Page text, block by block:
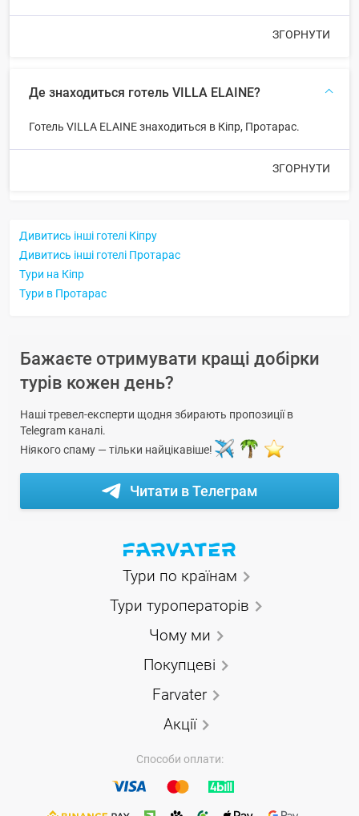
ЗГОРНУТИ
Де знаходиться готель VILLA ELAINE?
Готель VILLA ELAINE знаходиться в Кіпр, Протарас.
ЗГОРНУТИ
Дивитись інші готелі Кіпру
Дивитись інші готелі Протарас
Тури на Кіпр
Тури в Протарас
Бажаєте отримувати кращі добірки
турів кожен день?
Наші тревел-експерти щодня збирають пропозиції в
Telegram каналі.
Ніякого спаму — тільки найцікавіше!
Читати в Телеграм
Тури по країнам
Тури туроператорів
Чому ми
Покупцеві
Farvater
Акції
Способи оплати: